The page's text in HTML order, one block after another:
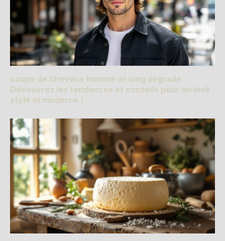
coupe de cheveux homme mi long dégradé :
Découvrez les tendances et conseils pour un look
stylé et moderne !